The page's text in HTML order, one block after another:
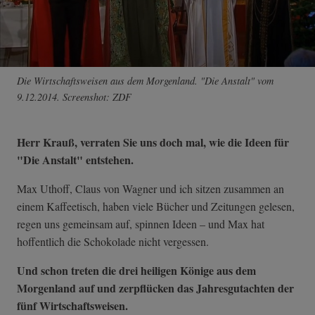
Die Wirtschaftsweisen aus dem Morgenland. "Die Anstalt" vom
9.12.2014. Screenshot: ZDF
Herr Krauß, verraten Sie uns doch mal, wie die Ideen für
"Die Anstalt" entstehen.
Max Uthoff, Claus von Wagner und ich sitzen zusammen an
einem Kaffeetisch, haben viele Bücher und Zeitungen gelesen,
regen uns gemeinsam auf, spinnen Ideen – und Max hat
hoffentlich die Schokolade nicht vergessen.
Und schon treten die drei heiligen Könige aus dem
Morgenland auf und zerpflücken das Jahresgutachten der
fünf Wirtschaftsweisen.